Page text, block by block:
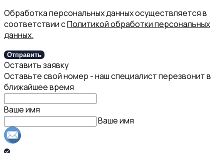
Обработка персональных данных осуществляется в
соответствии сПолитикой обработки персональных
данных.
Отправить
Оставить заявку
Оставьте свой номер - наш специалист перезвонит в
ближайшее время
Ваше имя
Ваше имя